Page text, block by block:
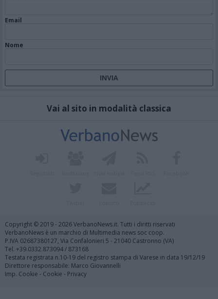
Email
Nome
Vai al sito in modalità classica
Copyright © 2019 - 2026 VerbanoNews.it. Tutti i diritti riservati
VerbanoNews è un marchio di Multimedia news soc coop.
P.IVA 02687380127, Via Confalonieri 5 - 21040 Castronno (VA)
Tel. +39.0332.873094 / 873168
Testata registrata n.10-19 del registro stampa di Varese in data 19/12/19
Direttore responsabile: Marco Giovannelli
Imp. Cookie - Cookie - Privacy